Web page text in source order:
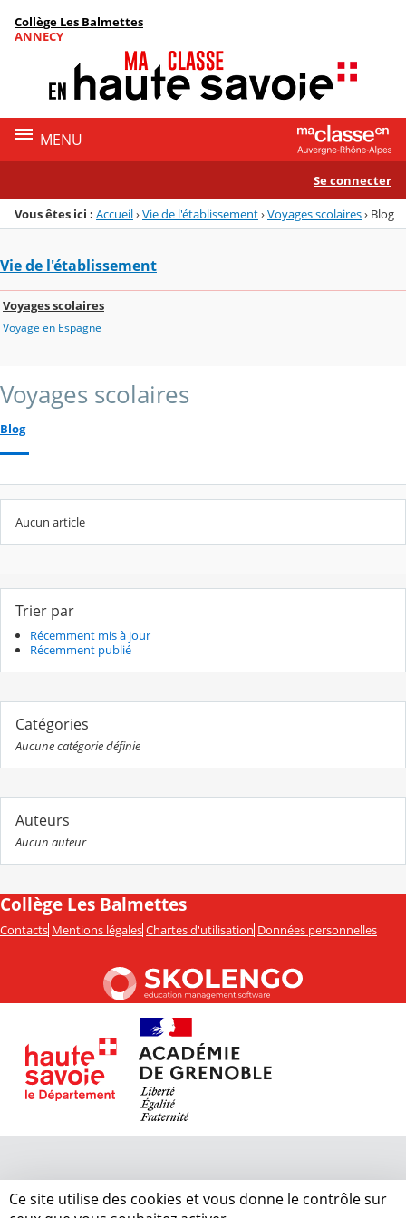
Menu de la rubrique
Contenu
Collège Les Balmettes
ANNECY
MENU
Se connecter
Vous êtes ici : Accueil›Vie de l'établissement›Voyages scolaires› Blog
Vie de l'établissement
Voyages scolaires
Voyage en Espagne
Voyages scolaires
Blog
Aucun article
Trier par
Récemment mis à jour
Récemment publié
Catégories
Aucune catégorie définie
Auteurs
Aucun auteur
Collège Les Balmettes
Contacts Mentions légales Chartes d'utilisation Données personnelles
Ce site utilise des cookies et vous donne le contrôle sur